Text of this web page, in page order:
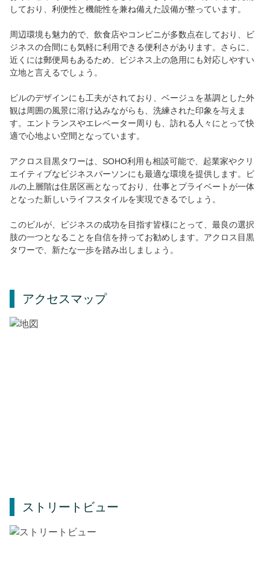
しており、利便性と機能性を兼ね備えた設備が整っています。
周辺環境も魅力的で、飲食店やコンビニが多数点在しており、ビ
ジネスの合間にも気軽に利用できる便利さがあります。さらに、
近くには郵便局もあるため、ビジネス上の急用にも対応しやすい
立地と言えるでしょう。
ビルのデザインにも工夫がされており、ベージュを基調とした外
観は周囲の風景に溶け込みながらも、洗練された印象を与えま
す。エントランスやエレベーター周りも、訪れる人々にとって快
適で心地よい空間となっています。
アクロス目黒タワーは、SOHO利用も相談可能で、起業家やクリ
エイティブなビジネスパーソンにも最適な環境を提供します。ビ
ルの上層階は住居区画となっており、仕事とプライベートが一体
となった新しいライフスタイルを実現できるでしょう。
このビルが、ビジネスの成功を目指す皆様にとって、最良の選択
肢の一つとなることを自信を持ってお勧めします。アクロス目黒
タワーで、新たな一歩を踏み出しましょう。
アクセスマップ
ストリートビュー